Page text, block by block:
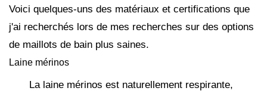
Voici quelques-uns des matériaux et certifications que
j'ai recherchés lors de mes recherches sur des options
de maillots de bain plus saines.
Laine mérinos
La laine mérinos est naturellement respirante,